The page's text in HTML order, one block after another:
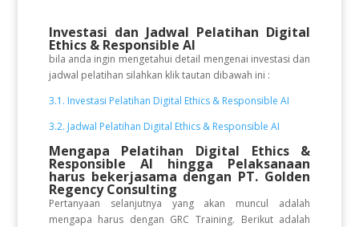
Investasi dan Jadwal Pelatihan Digital
Ethics & Responsible AI
bila anda ingin mengetahui detail mengenai investasi dan
jadwal pelatihan silahkan klik tautan dibawah ini :
3.1. Investasi Pelatihan Digital Ethics & Responsible AI
3.2. Jadwal Pelatihan Digital Ethics & Responsible AI
Mengapa Pelatihan Digital Ethics &
Responsible AI hingga Pelaksanaan
harus bekerjasama dengan PT. Golden
Regency Consulting
Pertanyaan selanjutnya yang akan muncul adalah
mengapa harus dengan GRC Training. Berikut adalah